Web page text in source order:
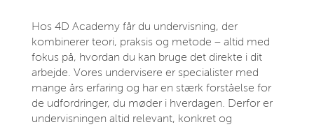
Hos 4D Academy får du undervisning, der
kombinerer teori, praksis og metode – altid med
fokus på, hvordan du kan bruge det direkte i dit
arbejde. Vores undervisere er specialister med
mange års erfaring og har en stærk forståelse for
de udfordringer, du møder i hverdagen. Derfor er
undervisningen altid relevant, konkret og